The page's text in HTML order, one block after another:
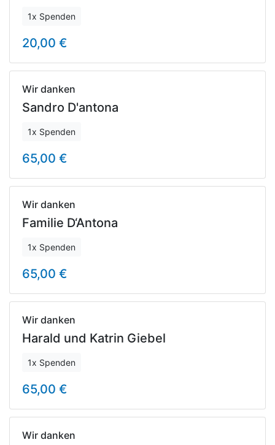
1x Spenden
20,00 €
Wir danken
Sandro D'antona
1x Spenden
65,00 €
Wir danken
Familie D‘Antona
1x Spenden
65,00 €
Wir danken
Harald und Katrin Giebel
1x Spenden
65,00 €
Wir danken